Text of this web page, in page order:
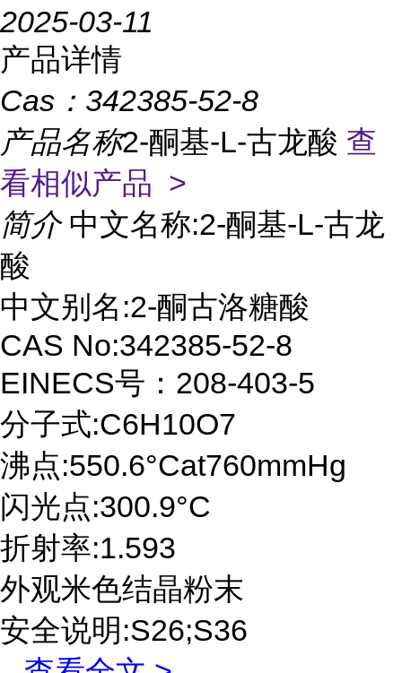
2025-03-11
产品详情
Cas： 342385-52-8
产品名称2-酮基-L-古龙酸 查
看相似产品 >
简介 中文名称:2-酮基-L-古龙
酸
中文别名:2-酮古洛糖酸
CAS No:342385-52-8
EINECS号：208-403-5
分子式:C6H10O7
沸点:550.6°Cat760mmHg
闪光点:300.9°C
折射率:1.593
外观米色结晶粉末
安全说明:S26;S36